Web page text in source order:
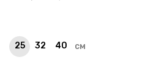
25 32 40 см